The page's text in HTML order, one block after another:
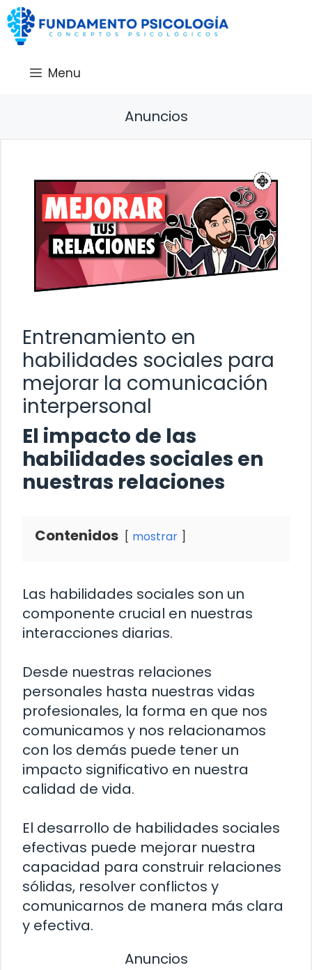
Saltar
al
contenido
Menu
Anuncios
Entrenamiento en
habilidades sociales para
mejorar la comunicación
interpersonal
El impacto de las
habilidades sociales en
nuestras relaciones
Contenidos mostrar
Las habilidades sociales son un
componente crucial en nuestras
interacciones diarias.
Desde nuestras relaciones
personales hasta nuestras vidas
profesionales, la forma en que nos
comunicamos y nos relacionamos
con los demás puede tener un
impacto significativo en nuestra
calidad de vida.
El desarrollo de habilidades sociales
efectivas puede mejorar nuestra
capacidad para construir relaciones
sólidas, resolver conflictos y
comunicarnos de manera más clara
y efectiva.
Anuncios